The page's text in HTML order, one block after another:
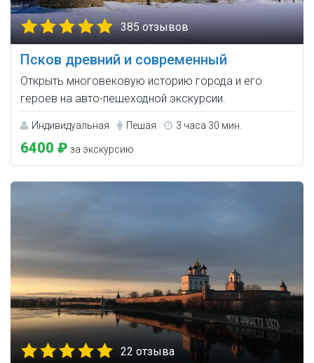
385 отзывов
Псков древний и современный
Открыть многовековую историю города и его
героев на авто-пешеходной экскурсии.
Индивидуальная Пешая 3 часа 30 мин.
6400 ₽ за экскурсию
22 отзыва